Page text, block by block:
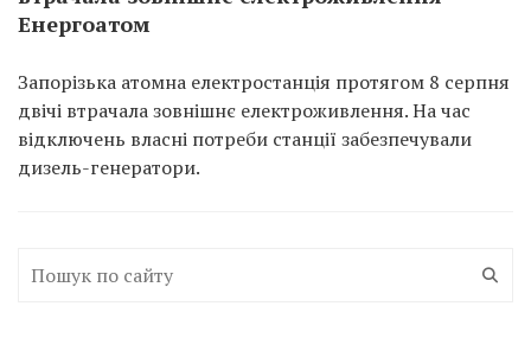
Енергоатом
Запорізька атомна електростанція протягом 8 серпня
двічі втрачала зовнішнє електроживлення. На час
відключень власні потреби станції забезпечували
дизель-генератори.